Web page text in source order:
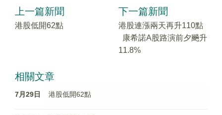
上一篇新聞
港股低開62點
下一篇新聞
港股連漲兩天再升110點
康希諾A股路演前夕飈升
11.8%
相關文章
7月29日 港股低開62點